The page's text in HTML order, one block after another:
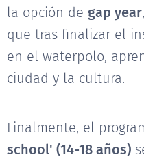
la opción de gap year
que tras finalizar el
en el waterpolo,
ciudad y la cultura.
Finalmente, el
school' (14-18 años)